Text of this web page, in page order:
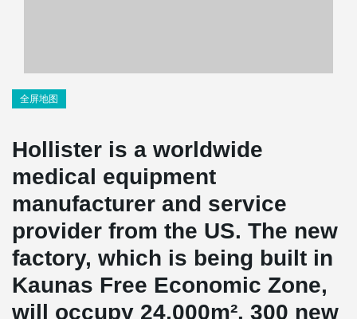
全屏地图
Hollister is a worldwide
medical equipment
manufacturer and service
provider from the US. The new
factory, which is being built in
Kaunas Free Economic Zone,
will occupy 24,000m². 300 new